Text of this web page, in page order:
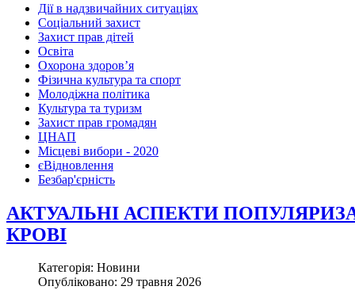
Дії в надзвичайних ситуаціях
Соціальний захист
Захист прав дітей
Освіта
Охорона здоров’я
Фізична культура та спорт
Молодіжна політика
Культура та туризм
Захист прав громадян
ЦНАП
Місцеві вибори - 2020
єВідновлення
Безбар'єрність
АКТУАЛЬНІ АСПЕКТИ
КРОВІ
Категорія: Новини
Опубліковано: 29 травня 2026